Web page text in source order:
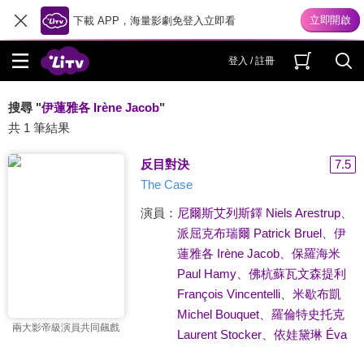
下載 APP，海量影劇免登入立即看
登入 / 註冊
搜尋 "伊蓮雅各 Irène Jacob"
共 1 筆結果
兩大影帝級演員共同飆戲
反目對決
7.5
The Case
演員： 尼爾斯艾列斯鐸 Niels Arestrup、
派屈克布瑞爾 Patrick Bruel、 伊
蓮雅各 Irène Jacob、 保羅海米
Paul Hamy、 佛杭蘇瓦文森提利
François Vincentelli、 米歇布凱
Michel Bouquet、 羅倫特史托克
Laurent Stocker、 依娃黛琳 Éva